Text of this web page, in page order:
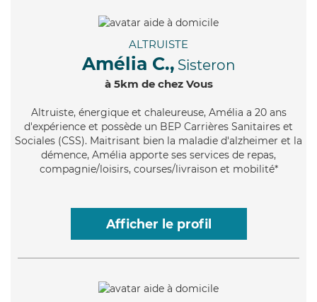
ALTRUISTE
Amélia C., Sisteron
à 5km de chez Vous
Altruiste, énergique et chaleureuse, Amélia a 20 ans
d'expérience et possède un BEP Carrières Sanitaires et
Sociales (CSS). Maitrisant bien la maladie d'alzheimer et la
démence, Amélia apporte ses services de repas,
compagnie/loisirs, courses/livraison et mobilité*
Afficher le profil